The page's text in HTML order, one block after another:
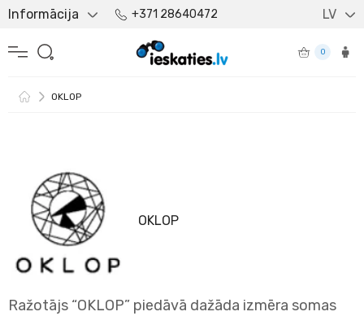
Informācija +371 28640472 LV
0
OKLOP
OKLOP
Ražotājs “OKLOP” piedāvā dažāda izmēra somas